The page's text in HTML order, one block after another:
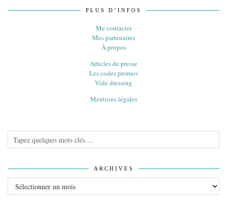
PLUS D’INFOS
Me contacter
Mes partenaires
À propos
Articles de presse
Les codes promos
Vide dressing
Mentions légales
ARCHIVES